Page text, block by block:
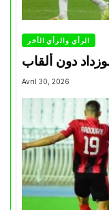
الرأي والرأي الأخر
دون ألقاب
Avril 30, 2026